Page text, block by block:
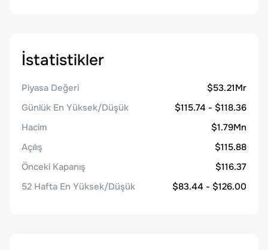
İstatistikler
Piyasa Değeri
$53.21Mr
Günlük En Yüksek/Düşük
$115.74 - $118.36
Hacim
$1.79Mn
Açılış
$115.88
Önceki Kapanış
$116.37
52 Hafta En Yüksek/Düşük
$83.44 - $126.00